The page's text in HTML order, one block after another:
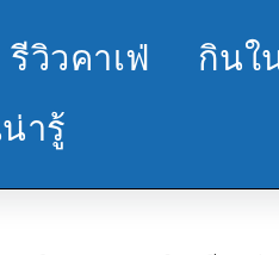
รีวิวคาเฟ่
กินใ
ารู้